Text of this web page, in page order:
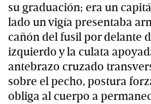
su graduación; era un
lado un vigía presentaba
cañón del fusil por delante
izquierdo y la culata
antebrazo cruzado
sobre el pecho, postura
obliga al cuerpo a